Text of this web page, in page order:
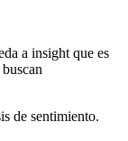
a insight que es
de sentimiento.